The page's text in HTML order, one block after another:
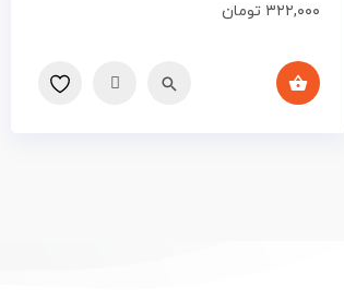
۳۲۲,۰۰۰ تومان